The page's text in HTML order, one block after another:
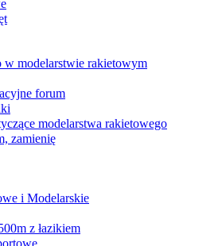
modelarstwie rakietowym
forum
modelarstwa rakietowego
zamienię
i Modelarskie
z łazikiem